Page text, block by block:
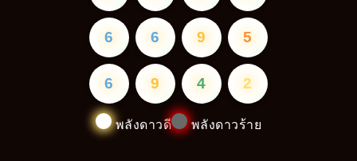
6 6 9 5
6 9 4 2
พลังดาวดี พลังดาวร้าย